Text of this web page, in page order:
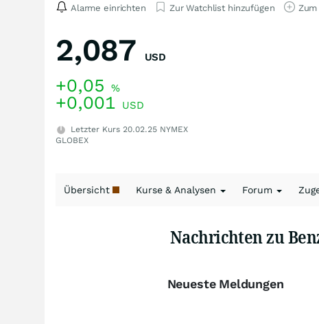
Alarme einrichten Zur Watchlist hinzufügen
2,087 USD
+0,05 %
+0,001 USD
Letzter Kurs 20.02.25 NYMEX
GLOBEX
Übersicht Kurse & Analysen Forum
Nachrichten zu
Neueste Meldungen